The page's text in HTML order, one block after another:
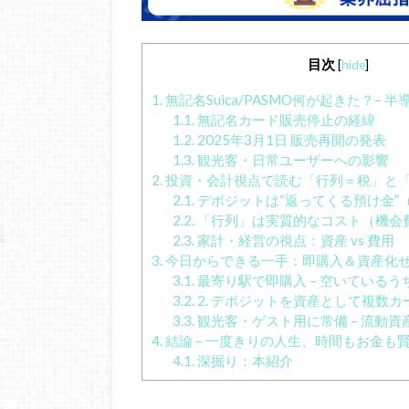
目次 [hide]
1.無記名Suica/PASMO何が起きた？– 半
1.1.無記名カード販売停止の経緯
1.2.2025年3月1日 販売再開の発表
1.3.観光客・日常ユーザーへの影響
2.投資・会計視点で読む「行列＝税」と
2.1.デポジットは“返ってくる預け金”
2.2.「行列」は実質的なコスト（機会
2.3.家計・経営の視点：資産 vs 費用
3.今日からできる一手：即購入＆資産化
3.1.最寄り駅で即購入 – 空いているう
3.2.2. デポジットを資産として複数カ
3.3.観光客・ゲスト用に常備 – 流動資
4.結論 – 一度きりの人生、時間もお金も
4.1.深掘り：本紹介